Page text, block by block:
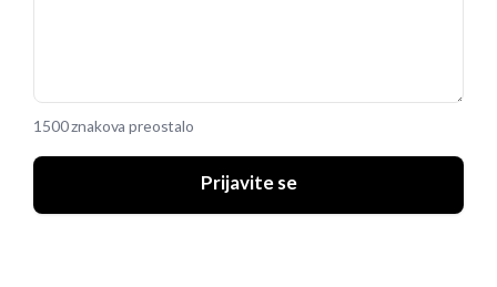
1500 znakova preostalo
Prijavite se